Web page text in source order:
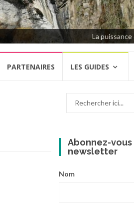
La puissance
PARTENAIRES LES GUIDES
Abonnez-
newsletter
Nom